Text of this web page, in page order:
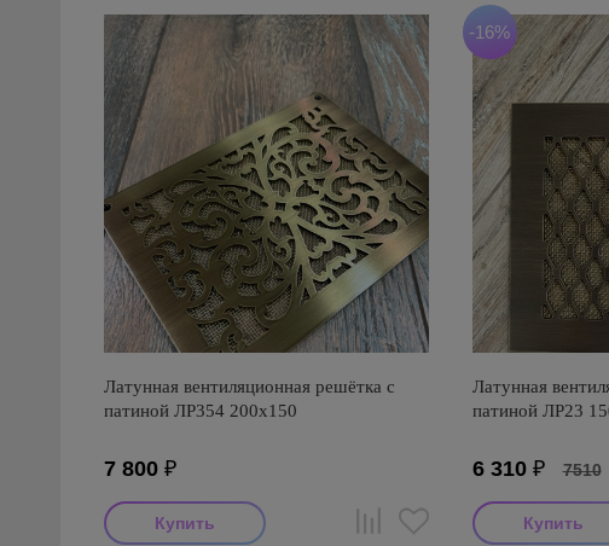
Латунная вентиляционная решётка с
патиной ЛР354 200х150
7 800 ₽
-16%
Латунная
патиной ЛР23
6 310₽ 7510